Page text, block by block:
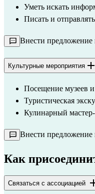
Уметь искать
Писать и отправлять
Внести
Культурные мероприятия
Посещение музеев
Туристическая
Кулинарный мастер-
Внести
Как
Связаться с ассоциацией